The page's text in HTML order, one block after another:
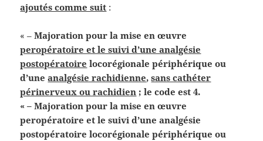
ajoutés comme suit :
« –Majoration pour la mise en œuvre
peropératoire et le suivi d’une analgésie
postopératoire locorégionale périphérique ou
d’uneanalgésie rachidienne,sans cathéter
périnerveux ou rachidien ; le code est 4.
« – Majoration pour la mise en œuvre
peropératoire et le suivi d’une analgésie
postopératoire locorégionale périphérique ou